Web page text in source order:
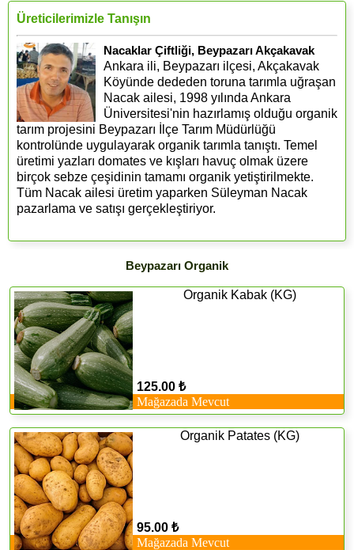
Üreticilerimizle Tanışın
Nacaklar Çiftliği, Beypazarı Akçakavak
Ankara ili, Beypazarı ilçesi, Akçakavak
Köyünde dededen toruna tarımla uğraşan
Nacak ailesi, 1998 yılında Ankara
Üniversitesi'nin hazırlamış olduğu organik
tarım projesini Beypazarı İlçe Tarım Müdürlüğü
kontrolünde uygulayarak organik tarımla tanıştı. Temel
üretimi yazları domates ve kışları havuç olmak üzere
birçok sebze çeşidinin tamamı organik yetiştirilmekte.
Tüm Nacak ailesi üretim yaparken Süleyman Nacak
pazarlama ve satışı gerçekleştiriyor.
Beypazarı Organik
Organik Kabak (KG)
125.00 ₺
Mağazada Mevcut
Organik Patates (KG)
95.00 ₺
Mağazada Mevcut